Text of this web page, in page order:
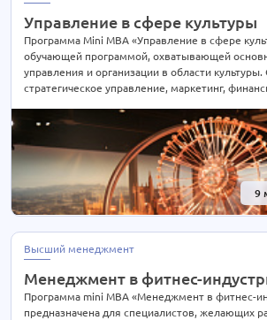
9
Управление в сфере культуры
Программа Mini MBA «Управление в сфере
обучающей программой, охватывающей
управления и организации в области
стратегическое управление, маркетинг,
аспекты управления персоналом, развития
культурных событий и управления финансами
Высший менеджмент
Менеджмент в фитнес-
Программа mini MBA «Менеджмент в фитнес-
предназначена для специалистов, желающих